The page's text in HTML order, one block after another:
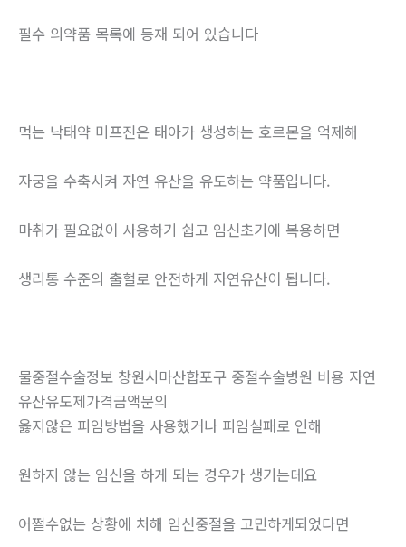
필수 의약품 목록에 등재 되어 있습니다
먹는 낙태약 미프진은 태아가 생성하는 호르몬을 억제해
자궁을 수축시켜 자연 유산을 유도하는 약품입니다.
마취가 필요없이 사용하기 쉽고 임신초기에 복용하면
생리통 수준의 출혈로 안전하게 자연유산이 됩니다.
물중절수술정보 창원시마산합포구 중절수술병원 비용 자연
유산유도제가격금액문의
옳지않은 피임방법을 사용했거나 피임실패로 인해
원하지 않는 임신을 하게 되는 경우가 생기는데요
어쩔수없는 상황에 처해 임신중절을 고민하게되었다면